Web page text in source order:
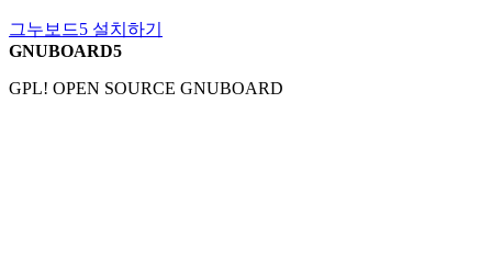
그누보드5 설치하기
GNUBOARD5
GPL! OPEN SOURCE GNUBOARD